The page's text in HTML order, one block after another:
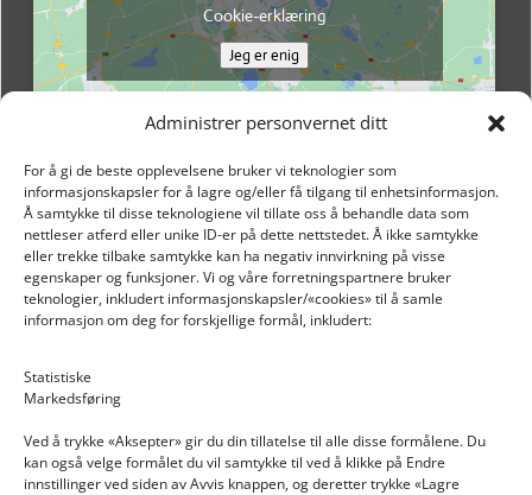
Administrer personvernet ditt
For å gi de beste opplevelsene bruker vi teknologier som
informasjonskapsler for å lagre og/eller få tilgang til enhetsinformasjon.
Å samtykke til disse teknologiene vil tillate oss å behandle data som
nettleser atferd eller unike ID-er på dette nettstedet. Å ikke samtykke
eller trekke tilbake samtykke kan ha negativ innvirkning på visse
egenskaper og funksjoner. Vi og våre forretningspartnere bruker
teknologier, inkludert informasjonskapsler/«cookies» til å samle
informasjon om deg for forskjellige formål, inkludert:
Statistiske
Markedsføring
Ved å trykke «Aksepter» gir du din tillatelse til alle disse formålene. Du
kan også velge formålet du vil samtykke til ved å klikke på Endre
innstillinger ved siden av Avvis knappen, og deretter trykke «Lagre
Cookie-erklæring
Jeg er enig